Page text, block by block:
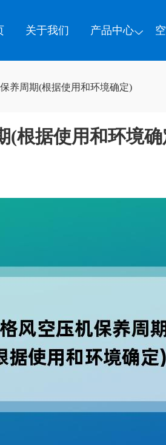
关于我们 产品中心
养周期(根据使用和环境确定)
(根据使用和环境确